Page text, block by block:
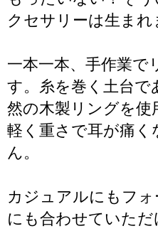
クセサリーは生まれ
一本一本、手作業で
す。糸を巻く土台
然の木製リングを使
軽く重さで耳が痛
ん。
カジュアルにもフ
にも合わせていただ